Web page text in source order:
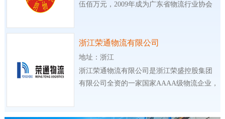
伍佰万元，2009年成为广东省物流行业协会
浙江荣通物流有限公司
地址：浙江
浙江荣通物流有限公司是浙江荣盛控股集团
有限公司全资的一家国家AAAA级物流企业，